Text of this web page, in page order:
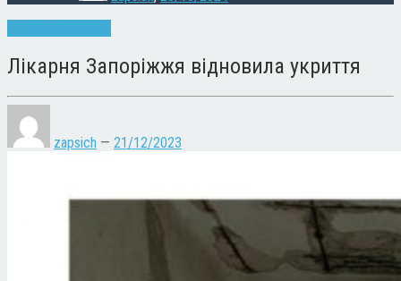
Лікарня Запоріжжя відновила укриття
zapsich — 21/12/2023